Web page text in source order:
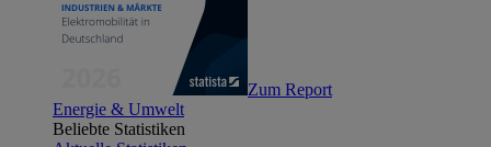
Zum Report
Energie & Umwelt
Beliebte Statistiken